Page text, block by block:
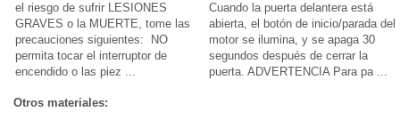
el riesgo de sufrir LESIONES
GRAVES o la MUERTE, tome las
precauciones siguientes: NO
permita tocar el interruptor de
encendido o las piez ...
Cuando la puerta delantera está
abierta, el botón de inicio/parada del
motor se ilumina, y se apaga 30
segundos después de cerrar la
puerta. ADVERTENCIA Para pa ...
Otros materiales: